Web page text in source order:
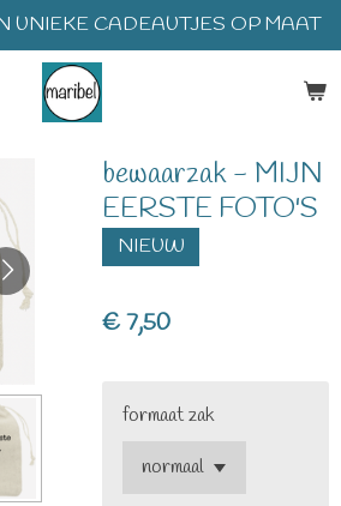
UNIEKE CADEAUTJES OP MAAT
bewaarzak - MIJN
EERSTE FOTO'S
NIEUW
€ 7,50
formaat zak